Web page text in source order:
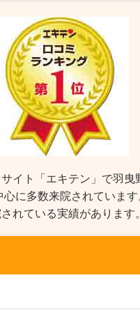
イト「エキテン」で羽
心に多数来院されていま
れている実績があります。